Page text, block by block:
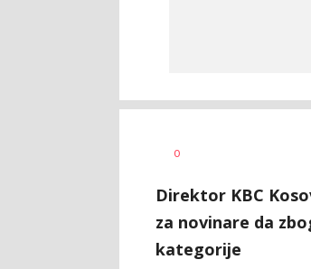
AUTOR
0
Direktor KBC
za novinare da
kategorije